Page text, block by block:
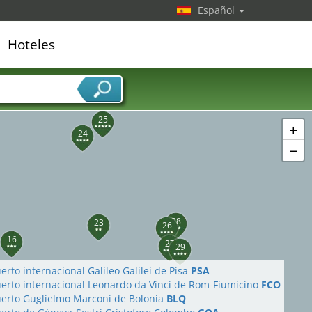
16
22
23
24
25
26
27
28
29
+
−
internacional Galileo Galilei de Pisa PSA
internacional Leonardo da Vinci de Rom-Fiumicino FCO
Guglielmo Marconi de Bolonia BLQ
Español
Hoteles
de servicios